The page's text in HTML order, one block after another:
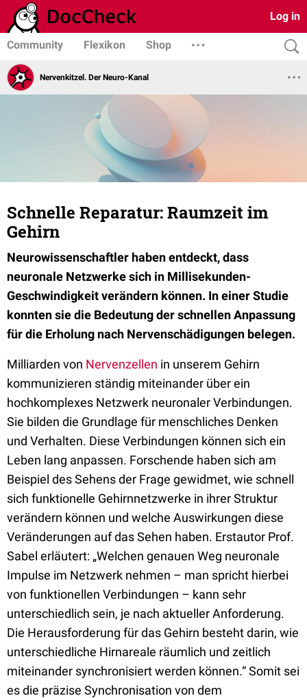
Log in
Community Flexikon Shop
Nervenkitzel. Der Neuro-Kanal
Schnelle Reparatur: Raumzeit im
Gehirn
Neurowissenschaftler haben entdeckt, dass
neuronale Netzwerke sich in Millisekunden-
Geschwindigkeit verändern können. In einer Studie
konnten sie die Bedeutung der schnellen Anpassung
für die Erholung nach Nervenschädigungen belegen.
Milliarden von Nervenzellen in unserem Gehirn
kommunizieren ständig miteinander über ein
hochkomplexes Netzwerk neuronaler Verbindungen.
Sie bilden die Grundlage für menschliches Denken
und Verhalten. Diese Verbindungen können sich ein
Leben lang anpassen. Forschende haben sich am
Beispiel des Sehens der Frage gewidmet, wie schnell
sich funktionelle Gehirnnetzwerke in ihrer Struktur
verändern können und welche Auswirkungen diese
Veränderungen auf das Sehen haben. Erstautor Prof.
Sabel erläutert: „Welchen genauen Weg neuronale
Impulse im Netzwerk nehmen – man spricht hierbei
von funktionellen Verbindungen – kann sehr
unterschiedlich sein, je nach aktueller Anforderung.
Die Herausforderung für das Gehirn besteht darin, wie
unterschiedliche Hirnareale räumlich und zeitlich
miteinander synchronisiert werden können.“ Somit sei
es die präzise Synchronisation von dem